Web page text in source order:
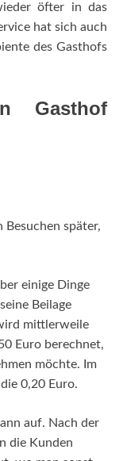
öfter in das
hat sich auch
des Gasthofs
Gasthof
Besuchen später,
einige Dinge
Beilage
mittlerweile
Euro berechnet,
möchte. Im
0,20 Euro.
auf. Nach der
die Kunden